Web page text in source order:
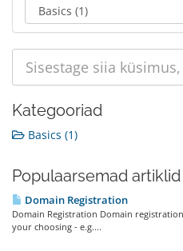
Kategooriad
Basics (1)
Populaarsemad artiklid
Domain Registration
Domain Registration Domain
your choosing - e.g....